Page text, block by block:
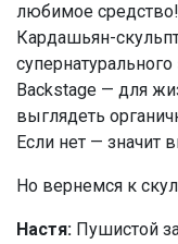
любимое
Кардашьян-
Backstage — для
выглядеть
Если нет — значит
Но вернемся к
Настя: Пушистой